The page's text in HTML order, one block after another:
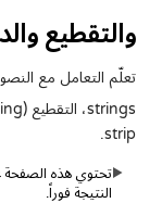
والتقطيع
strip.
▶تحتوي هذه الصفحة
النتيجة فوراً.